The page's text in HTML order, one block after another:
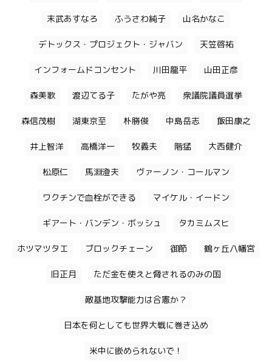
末武あすなろ ふうさわ純子 山名かなこ
デトックス・プロジェクト・ジャバン 天笠啓祐
インフォームドコンセント 川田龍平 山田正彦
森美歌 渡辺てる子 たがや亮 衆議院議員選挙
森信茂樹 湖東京至 朴勝俊 中島岳志 飯田康之
井上智洋 高橋洋一 牧義夫 階猛 大西健介
松原仁 馬淵澄夫 ヴァーノン・コールマン
ワクチンで血栓ができる マイケル・イードン
ギアート・バンデン・ボッシュ タカミムスヒ
ホツマツタエ ブロックチェーン 御節 鶴ヶ丘八幡宮
旧正月 ただ金を使えと脅されるのみの国
敵基地攻撃能力は合憲か？
日本を何としても世界大戦に巻き込め
米中に嵌められないで！